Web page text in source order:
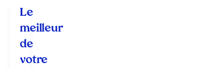
Le
meilleur
de
votre